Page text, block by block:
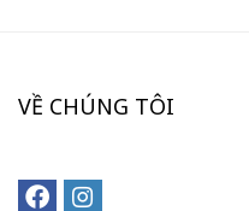
VỀ CHÚNG TÔI